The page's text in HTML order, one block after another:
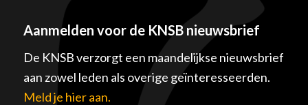
Aanmelden voor de KNSB nieuwsbrief
De KNSB verzorgt een maandelijkse nieuwsbrief
aan zowel leden als overige geïnteresseerden.
Meld je hier aan.